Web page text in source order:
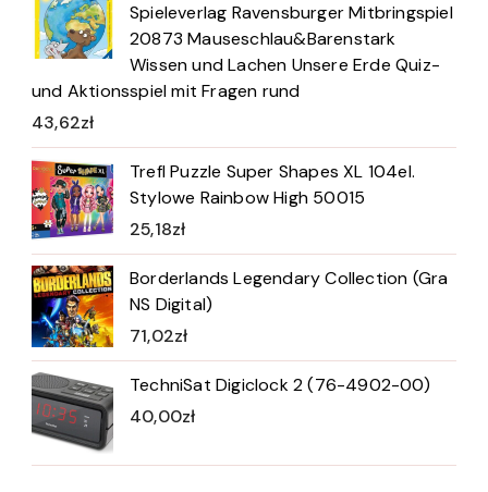
Spieleverlag Ravensburger Mitbringspiel
20873 Mauseschlau&Barenstark
Wissen und Lachen Unsere Erde Quiz-
und Aktionsspiel mit Fragen rund
43,62zł
Trefl Puzzle Super Shapes XL 104el.
Stylowe Rainbow High 50015
25,18zł
Borderlands Legendary Collection (Gra
NS Digital)
71,02zł
TechniSat Digiclock 2 (76-4902-00)
40,00zł